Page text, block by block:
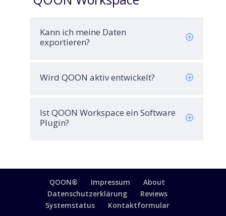
Kann ich meine Daten
exportieren?
Wird QOON aktiv entwickelt?
Ist QOON Workspace ein Software
Plugin?
QOON® Impressum
About
Datenschutzerklärung
Reviews
Systemstatus
Kontaktformular